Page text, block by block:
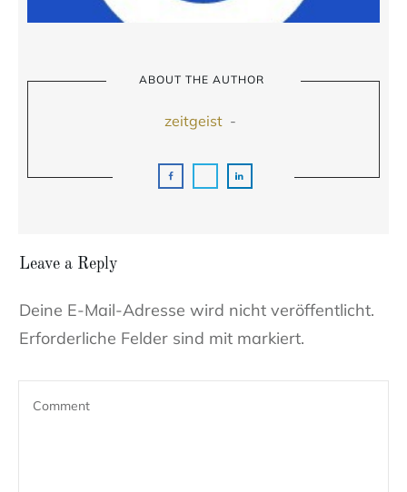
ABOUT THE AUTHOR
zeitgeist-
Leave a Reply
Deine E-Mail-Adresse wird nicht veröffentlicht.
Erforderliche Felder sind mit markiert.